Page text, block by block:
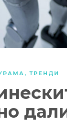
, ТРЕНДИ